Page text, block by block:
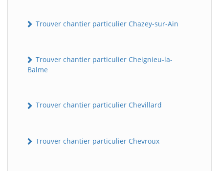
Trouver chantier particulier Chazey-sur-Ain
Trouver chantier particulier Cheignieu-la-
Balme
Trouver chantier particulier Chevillard
Trouver chantier particulier Chevroux